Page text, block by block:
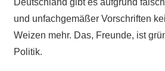
Deutschland gibt es aufgrund
und unfachgemäßer Vorschriften
Weizen mehr. Das, Freunde, ist
Politik.